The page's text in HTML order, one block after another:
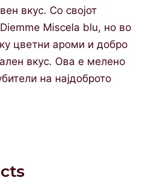
вкус. Со својот
Miscela blu, но во
цветни ароми и добро
вкус. Ова е мелено
на најдоброто